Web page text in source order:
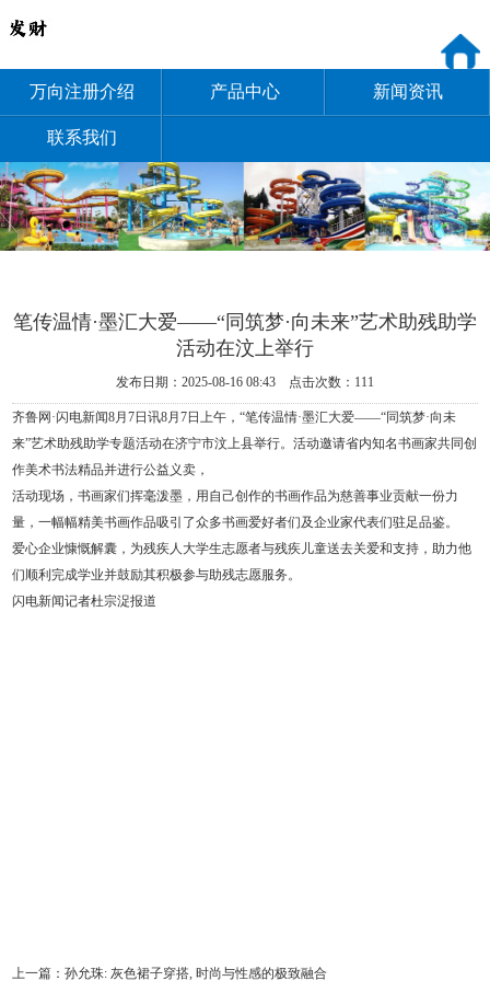
万向注册介绍 产品中心 新闻资讯
联系我们
笔传温情·墨汇大爱——“同筑梦·向未来”艺术助残助学
活动在汶上举行
发布日期：2025-08-16 08:43 点击次数：111
齐鲁网·闪电新闻8月7日讯8月7日上午，“笔传温情·墨汇大爱——“同筑梦·向未
来”艺术助残助学专题活动在济宁市汶上县举行。活动邀请省内知名书画家共同创
作美术书法精品并进行公益义卖，
活动现场，书画家们挥毫泼墨，用自己创作的书画作品为慈善事业贡献一份力
量，一幅幅精美书画作品吸引了众多书画爱好者们及企业家代表们驻足品鉴。
爱心企业慷慨解囊，为残疾人大学生志愿者与残疾儿童送去关爱和支持，助力他
们顺利完成学业并鼓励其积极参与助残志愿服务。
闪电新闻记者杜宗浞报道
上一篇：孙允珠: 灰色裙子穿搭, 时尚与性感的极致融合